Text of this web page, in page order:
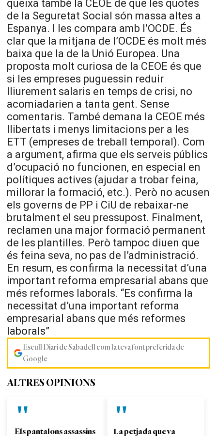
queixa també la CEOE de que les quotes
de la Seguretat Social són massa altes a
Espanya. I les compara amb l’OCDE. És
clar que la mitjana de l’OCDE és molt més
baixa que la de la Unió Europea. Una
proposta molt curiosa de la CEOE és que
si les empreses puguessin reduir
lliurement salaris en temps de crisi, no
acomiadarien a tanta gent. Sense
comentaris. També demana la CEOE més
llibertats i menys limitacions per a les
ETT (empreses de treball temporal). Com
a argument, afirma que els serveis públics
d’ocupació no funcionen, en especial en
polítiques actives (ajudar a trobar feina,
millorar la formació, etc.). Però no acusen
els governs de PP i CiU de rebaixar-ne
brutalment el seu pressupost. Finalment,
reclamen una major formació permanent
de les plantilles. Però tampoc diuen que
és feina seva, no pas de l’administració.
En resum, es confirma la necessitat d’una
important reforma empresarial abans que
més reformes laborals. “Es confirma la
necessitat d’una important reforma
empresarial abans que més reformes
laborals”
Escull Diari de Sabadell com la teva font preferida de
Google
ALTRES OPINIONS
Els pantalons assassins
La petjada que va